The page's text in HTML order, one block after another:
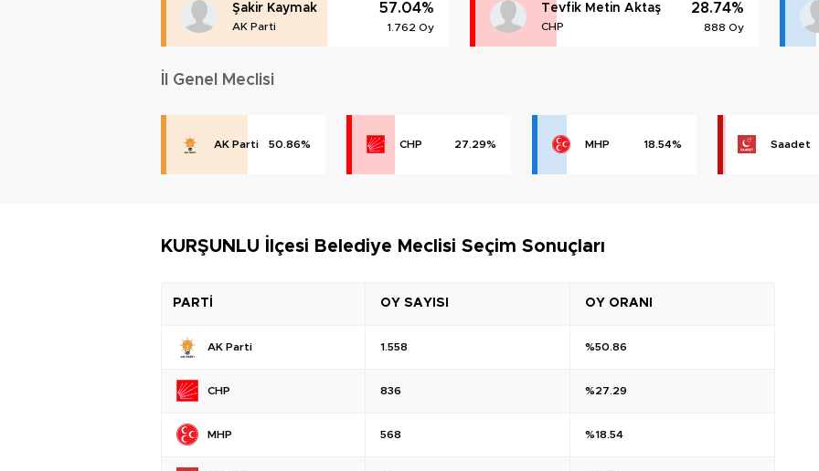
Şakir Kaymak
AK Parti
57.04%
1.762 Oy
Tevfik Metin Aktaş
CHP
28.74%
888 Oy
İl Genel Meclisi
AK Parti 50.86% CHP 27.29% MHP 18.54% Saadet
KURŞUNLU İlçesi Belediye Meclisi Seçim Sonuçları
PARTİ OY SAYISI OY ORANI
AK Parti 1.558 %50.86
CHP 836 %27.29
MHP 568 %18.54